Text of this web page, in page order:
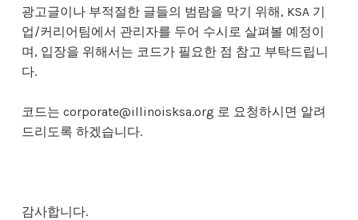
광고글이나 부적절한 글들의 범람을 막기 위해, KSA 기
업/커리어팀에서 관리자를 두어 수시로 살펴볼 예정이
며, 입장을 위해서는 코드가 필요한 점 참고 부탁드립니
다.
코드는 corporate@illinoisksa.org 로 요청하시면 알려
드리도록 하겠습니다.
감사합니다.